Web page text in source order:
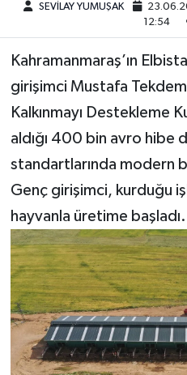
SEVİLAY YUMUŞAK
12:54
Kahramanmaraş’ın
girişimci Mustafa
Kalkınmayı Destekleme
aldığı 400 bin avro hibe
standartlarında modern
Genç girişimci, kurduğu
hayvanla üretime başladı.
SürManşet
Teknoloji
Yaşam
KAHRAMANMARAŞ